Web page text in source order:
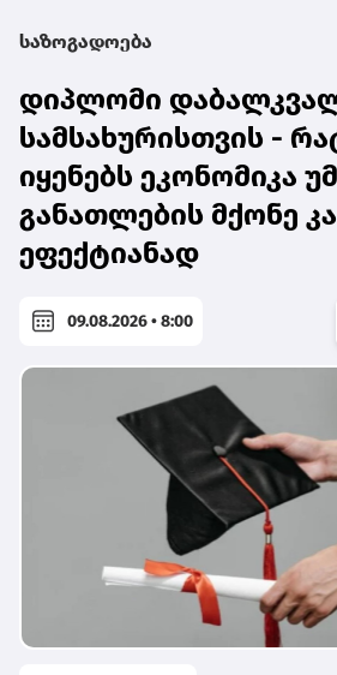
საზოგადოება
დიპლომი
სამსახურისთვის -
იყენებს ეკონომიკა
განათლების მქონე
ეფექტიანად
09.08.2026 • 8:00